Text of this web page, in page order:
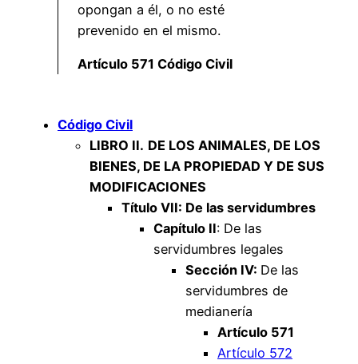
opongan a él, o no esté
prevenido en el mismo.
Artículo 571 Código Civil
Código Civil
LIBRO II. DE LOS ANIMALES, DE LOS
BIENES, DE LA PROPIEDAD Y DE SUS
MODIFICACIONES
Título VII: De las servidumbres
Capítulo II: De las
servidumbres legales
Sección IV: De las
servidumbres de
medianería
Artículo 571
Artículo 572